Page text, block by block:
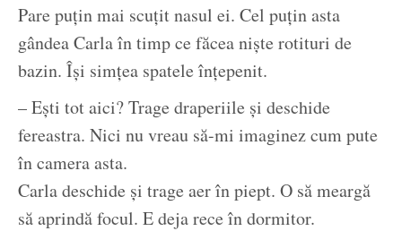
Pare puțin mai scuțit nasul ei. Cel puțin asta
gândea Carla în timp ce făcea niște rotituri de
bazin. Își simțea spatele înțepenit.
– Ești tot aici? Trage draperiile și deschide
fereastra. Nici nu vreau să-mi imaginez cum pute
în camera asta.
Carla deschide și trage aer în piept. O să meargă
să aprindă focul. E deja rece în dormitor.